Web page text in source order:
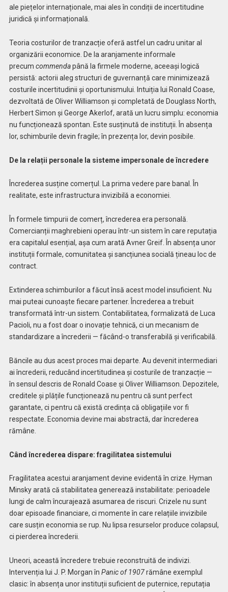
ale piețelor internaționale, mai ales în condiții de incertitudine
juridică și informațională.
Teoria costurilor de tranzacție oferă astfel un cadru unitar al
organizării economice. De la aranjamente informale
precum commendapână la firmele moderne, aceeași logică
persistă: actorii aleg structuri de guvernanță care minimizează
costurile incertitudinii și oportunismului. Intuiția lui Ronald Coase,
dezvoltată de Oliver Williamson și completată de Douglass North,
Herbert Simon și George Akerlof, arată un lucru simplu: economia
nu funcționează spontan. Este susținută de instituții. În absența
lor, schimburile devin fragile; în prezența lor, devin posibile.
De la relații personale la sisteme impersonale de încredere
Încrederea susține comerțul. La prima vedere pare banal. În
realitate, este infrastructura invizibilă a economiei.
În formele timpurii de comerț, încrederea era personală.
Comercianții maghrebieni operau într-un sistem în care reputația
era capitalul esențial, așa cum arată Avner Greif. În absența unor
instituții formale, comunitatea și sancțiunea socială țineau loc de
contract.
Extinderea schimburilor a făcut însă acest model insuficient. Nu
mai puteai cunoaște fiecare partener. Încrederea a trebuit
transformată într-un sistem. Contabilitatea, formalizată de Luca
Pacioli, nu a fost doar o inovație tehnică, ci un mecanism de
standardizare a încrederii — făcând-o transferabilă și verificabilă.
Băncile au dus acest proces mai departe. Au devenit intermediari
ai încrederii, reducând incertitudinea și costurile de tranzacție —
în sensul descris de Ronald Coase și Oliver Williamson. Depozitele,
creditele și plățile funcționează nu pentru că sunt perfect
garantate, ci pentru că există credința că obligațiile vor fi
respectate. Economia devine mai abstractă, dar încrederea
rămâne.
Când încrederea dispare: fragilitatea sistemului
Fragilitatea acestui aranjament devine evidentă în crize. Hyman
Minsky arată că stabilitatea generează instabilitate: perioadele
lungi de calm încurajează asumarea de riscuri. Crizele nu sunt
doar episoade financiare, ci momente în care relațiile invizibile
care susțin economia se rup. Nu lipsa resurselor produce colapsul,
ci pierderea încrederii.
Uneori, această încredere trebuie reconstruită de indivizi.
Intervenția lui J. P. Morgan în Panic of 1907rămâne exemplul
clasic: în absența unor instituții suficient de puternice, reputația